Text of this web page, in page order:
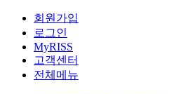
회원가입
로그인
MyRISS
고객센터
전체메뉴